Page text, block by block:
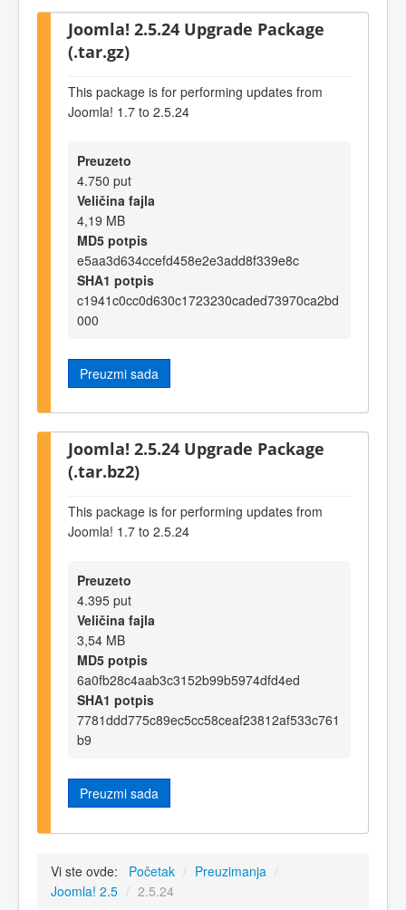
Joomla! 2.5.24 Upgrade Package
(.tar.gz)
This package is for performing updates from
Joomla! 1.7 to 2.5.24
Preuzeto
4.750 put
Veličina fajla
4,19 MB
MD5 potpis
e5aa3d634ccefd458e2e3add8f339e8c
SHA1 potpis
c1941c0cc0d630c1723230caded73970ca2bd
000
Preuzmi sada
Joomla! 2.5.24 Upgrade Package
(.tar.bz2)
This package is for performing updates from
Joomla! 1.7 to 2.5.24
Preuzeto
4.395 put
Veličina fajla
3,54 MB
MD5 potpis
6a0fb28c4aab3c3152b99b5974dfd4ed
SHA1 potpis
7781ddd775c89ec5cc58ceaf23812af533c761
b9
Preuzmi sada
Vi ste ovde: Početak / Preuzimanja /
Joomla! 2.5 / 2.5.24